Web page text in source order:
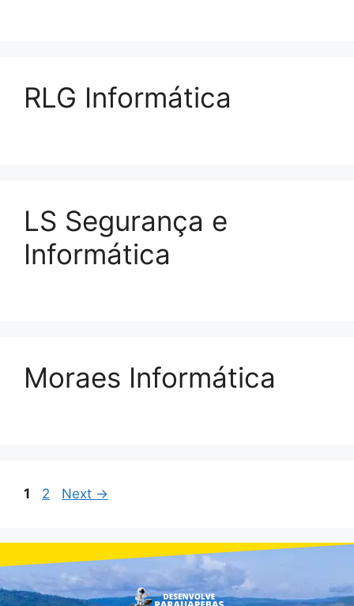
RLG Informática
LS Segurança e
Informática
Moraes Informática
1 2 Next →